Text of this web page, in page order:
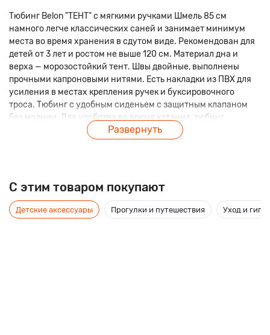
Тюбинг Belon "ТЕНТ" с мягкими ручками Шмель 85 см
намного легче классических саней и занимает минимум
места во время хранения в сдутом виде. Рекомендован для
детей от 3 лет и ростом не выше 120 см. Материал дна и
верха — морозостойкий тент. Швы двойные, выполнены
прочными капроновыми нитями. Есть накладки из ПВХ для
усиления в местах крепления ручек и буксировочного
троса. Тюбинг с удобным сиденьем с защитным клапаном
без молнии. Для удобства во время катания, тюбинг
оснастили мягкими ручками "Оксфорд" на боковых частях и
буксировочном тросе.
Развернуть
C этим товаром покупают
Детские аксессуары Прогулки и путешествия Уход и